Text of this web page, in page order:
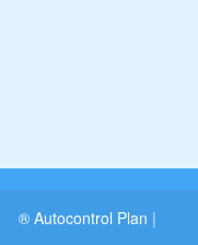
® Autocontrol Plan |